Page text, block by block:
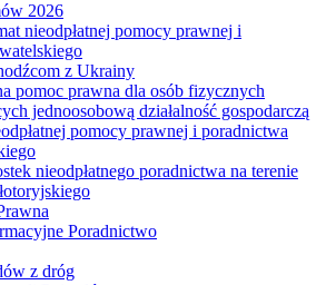
2026
nieodpłatnej pomocy prawnej i
z Ukrainy
pomoc prawna dla osób fizycznych
jednoosobową działalność gospodarczą
pomocy prawnej i poradnictwa
nieodpłatnego poradnictwa na terenie
Poradnictwo
z dróg